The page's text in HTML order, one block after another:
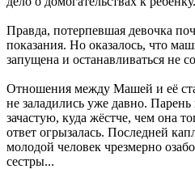
Правда, потерпевшая девочка
показания. Но оказалось, что
запущена и останавливаться не
Отношения между Машей и её
не заладились уже давно.
зачастую, куда жёстче, чем она
ответ огрызалась. Последней
молодой человек чрезмерно
сестры...